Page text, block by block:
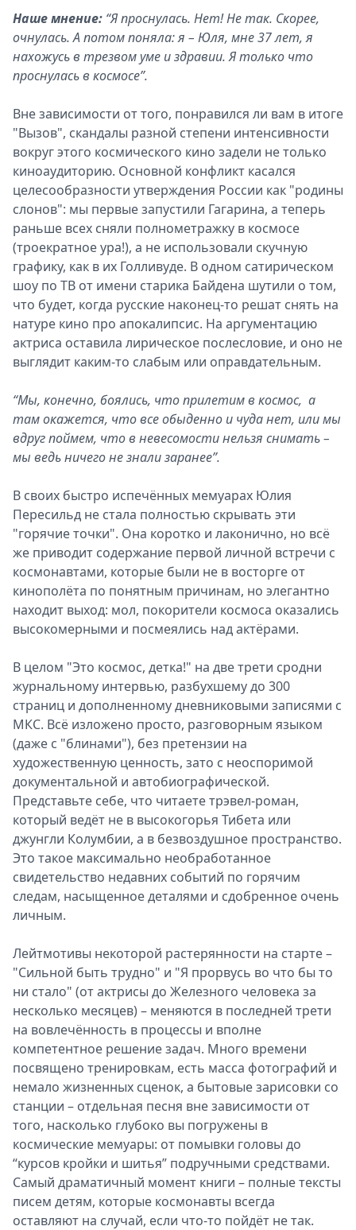
Наше мнение: “Я проснулась. Нет! Не так. Скорее,
очнулась. А потом поняла: я – Юля, мне 37 лет, я
нахожусь в трезвом уме и здравии. Я только что
проснулась в космосе”.
Вне зависимости от того, понравился ли вам в итоге
"Вызов", скандалы разной степени интенсивности
вокруг этого космического кино задели не только
киноаудиторию. Основной конфликт касался
целесообразности утверждения России как "родины
слонов": мы первые запустили Гагарина, а теперь
раньше всех сняли полнометражку в космосе
(троекратное ура!), а не использовали скучную
графику, как в их Голливуде. В одном сатирическом
шоу по ТВ от имени старика Байдена шутили о том,
что будет, когда русские наконец-то решат снять на
натуре кино про апокалипсис. На аргументацию
актриса оставила лирическое послесловие, и оно не
выглядит каким-то слабым или оправдательным.
“Мы, конечно, боялись, что прилетим в космос, а
там окажется, что все обыденно и чуда нет, или мы
вдруг поймем, что в невесомости нельзя снимать –
мы ведь ничего не знали заранее”.
В своих быстро испечённых мемуарах Юлия
Пересильд не стала полностью скрывать эти
"горячие точки". Она коротко и лаконично, но всё
же приводит содержание первой личной встречи с
космонавтами, которые были не в восторге от
кинополёта по понятным причинам, но элегантно
находит выход: мол, покорители космоса оказались
высокомерными и посмеялись над актёрами.
В целом "Это космос, детка!" на две трети сродни
журнальному интервью, разбухшему до 300
страниц и дополненному дневниковыми записями с
МКС. Всё изложено просто, разговорным языком
(даже с "блинами"), без претензии на
художественную ценность, зато с неоспоримой
документальной и автобиографической.
Представьте себе, что читаете трэвел-роман,
который ведёт не в высокогорья Тибета или
джунгли Колумбии, а в безвоздушное пространство.
Это такое максимально необработанное
свидетельство недавних событий по горячим
следам, насыщенное деталями и сдобренное очень
личным.
Лейтмотивы некоторой растерянности на старте –
"Сильной быть трудно" и "Я прорвусь во что бы то
ни стало" (от актрисы до Железного человека за
несколько месяцев) – меняются в последней трети
на вовлечённость в процессы и вполне
компетентное решение задач. Много времени
посвящено тренировкам, есть масса фотографий и
немало жизненных сценок, а бытовые зарисовки со
станции – отдельная песня вне зависимости от
того, насколько глубоко вы погружены в
космические мемуары: от помывки головы до
“курсов кройки и шитья” подручными средствами.
Самый драматичный момент книги – полные тексты
писем детям, которые космонавты всегда
оставляют на случай, если что-то пойдёт не так.